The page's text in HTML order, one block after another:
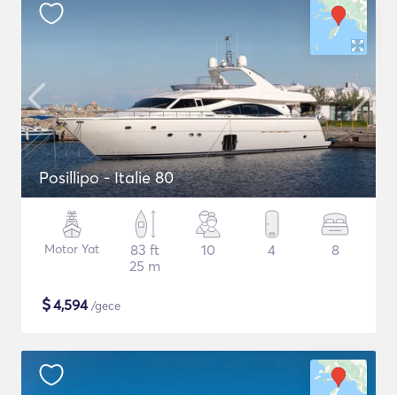
Posillipo - Italie 80
Motor Yat
83 ft
25 m
10 4 8
$4,594/gece